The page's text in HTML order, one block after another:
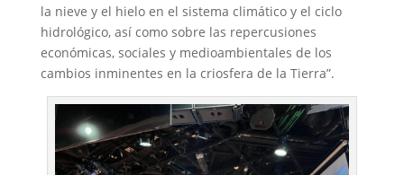
la nieve y el hielo en el sistema climático y el ciclo
hidrológico, así como sobre las repercusiones
económicas, sociales y medioambientales de los
cambios inminentes en la criosfera de la Tierra”.